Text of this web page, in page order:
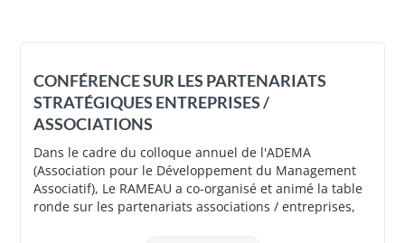
CONFÉRENCE SUR LES PARTENARIATS
STRATÉGIQUES ENTREPRISES /
ASSOCIATIONS
Dans le cadre du colloque annuel de l'ADEMA
(Association pour le Développement du Management
Associatif), Le RAMEAU a co-organisé et animé la table
ronde sur les partenariats associations / entreprises,